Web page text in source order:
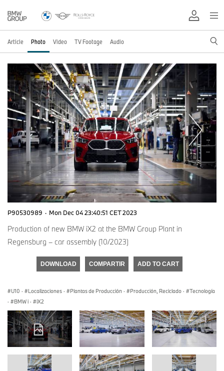
Article Photo Video TV Footage Audio
P90530989 · Mon Dec 04 23:40:51 CET 2023
Production of new BMW iX2 at the BMW Group Plant in
Regensburg – car assembly (10/2023)
DOWNLOAD COMPARTIR ADD TO CART
U10 · Localizaciones · Plantas de Producción · Producción, Reciclado ·
Tecnología
·
BMW i · iX2